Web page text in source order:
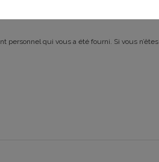
personnel qui vous a été fourni. Si vous n’êtes